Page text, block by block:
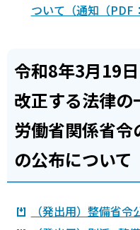
ついて（通知（PDF
令和8年3月19
改正する法律
労働省関係省
の公布について
（発出用）整備省